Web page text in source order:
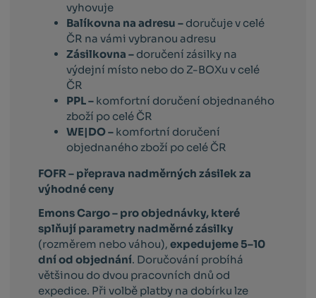
vyhovuje
Balíkovna na adresu – doručuje v celé
ČR na vámi vybranou adresu
Zásilkovna – doručení zásilky na
výdejní místo nebo do Z-BOXu v celé
ČR
PPL – komfortní doručení objednaného
zboží po celé ČR
WE|DO – komfortní doručení
objednaného zboží po celé ČR
FOFR – přeprava nadměrných zásilek za
výhodné ceny
Emons Cargo – pro objednávky, které
splňují parametry nadměrné zásilky
(rozměrem nebo váhou),expedujeme 5–10
dní od objednání. Doručování probíhá
většinou do dvou pracovních dnů od
expedice. Při volbě platby na dobírku lze